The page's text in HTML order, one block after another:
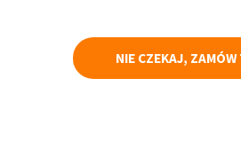
NIE CZEKAJ, ZAMÓW